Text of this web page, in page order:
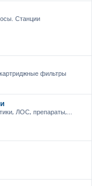
Станции
фильтры
ЛОС, препараты,...